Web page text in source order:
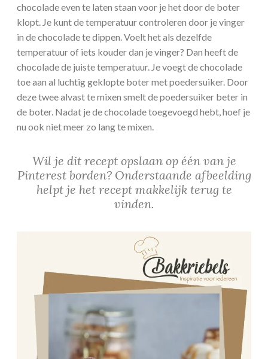
chocolade even te laten staan voor je het door de boter
klopt. Je kunt de temperatuur controleren door je vinger
in de chocolade te dippen. Voelt het als dezelfde
temperatuur of iets kouder dan je vinger? Dan heeft de
chocolade de juiste temperatuur. Je voegt de chocolade
toe aan al luchtig geklopte boter met poedersuiker. Door
deze twee alvast te mixen smelt de poedersuiker beter in
de boter. Nadat je de chocolade toegevoegd hebt, hoef je
nu ook niet meer zo lang te mixen.
Wil je dit recept opslaan op één van je
Pinterest borden? Onderstaande afbeelding
helpt je het recept makkelijk terug te
vinden.